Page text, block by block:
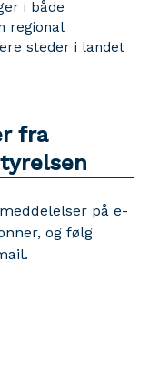
i både
regional
steder i landet
fra
på e-
og følg